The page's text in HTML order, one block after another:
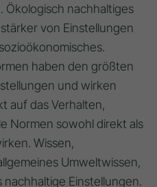
Ökologisch nachhaltiges
von Einstellungen
haben den größten
und wirken
auf das Verhalten,
Normen sowohl direkt als
Wissen,
Umweltwissen,
nachhaltige Einstellungen.